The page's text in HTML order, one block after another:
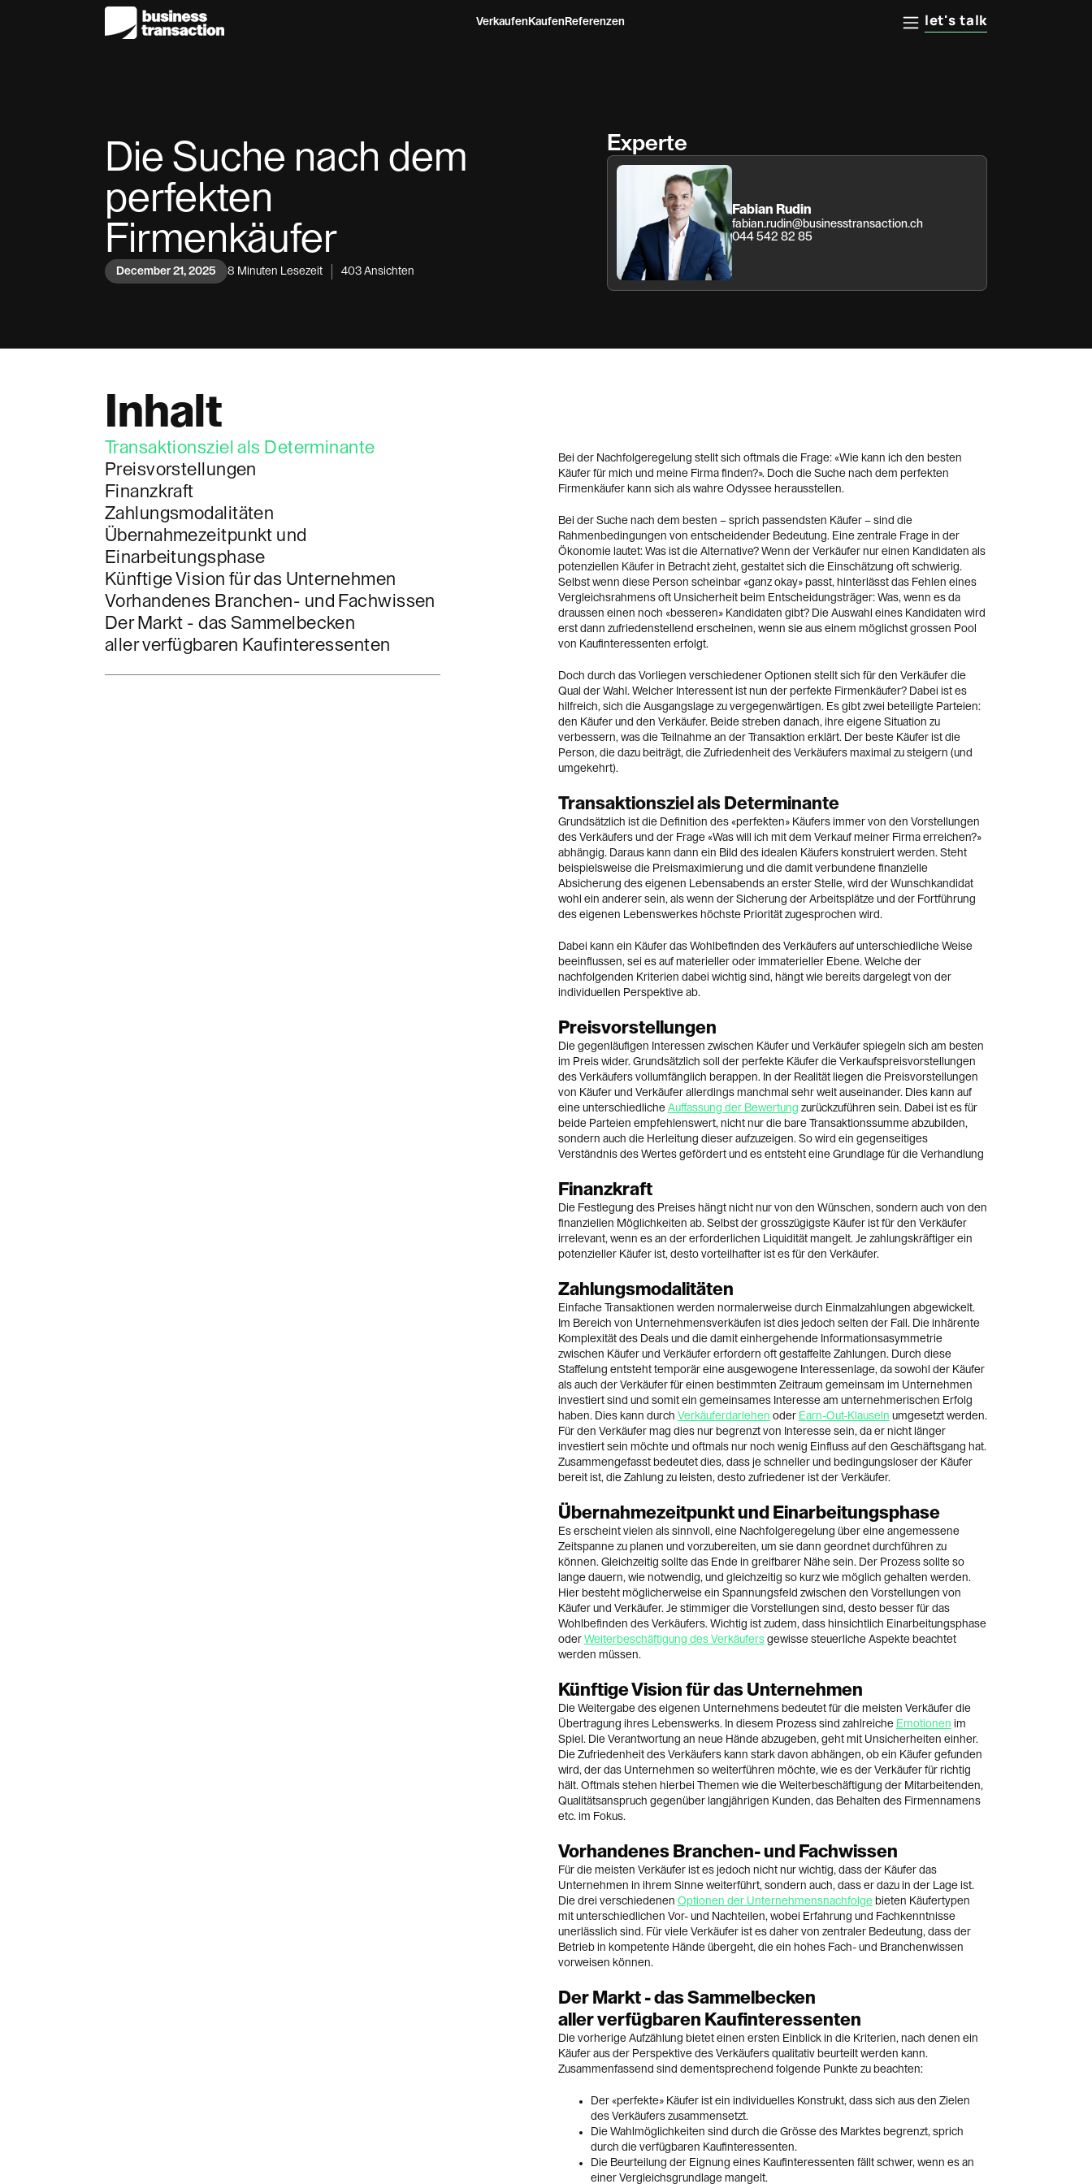
VerkaufenKaufenReferenzen let's talk
Die Suche nach dem
perfekten
Firmenkäufer
December 21, 2025 8 Minuten Lesezeit 403 Ansichten
Experte
Fabian Rudin
fabian.rudin@businesstransaction.ch
044 542 82 85
Inhalt
Transaktionsziel als Determinante
Preisvorstellungen
Finanzkraft
Zahlungsmodalitäten
Übernahmezeitpunkt und
Einarbeitungsphase
Künftige Vision für das Unternehmen
Vorhandenes Branchen- und Fachwissen
Der Markt - das Sammelbecken
aller verfügbaren Kaufinteressenten
Bei der Nachfolgeregelung stellt sich oftmals die Frage: «Wie kann ich den besten
Käufer für mich und meine Firma finden?». Doch die Suche nach dem perfekten
Firmenkäufer kann sich als wahre Odyssee herausstellen.
Bei der Suche nach dem besten – sprich passendsten Käufer – sind die
Rahmenbedingungen von entscheidender Bedeutung. Eine zentrale Frage in der
Ökonomie lautet: Was ist die Alternative? Wenn der Verkäufer nur einen Kandidaten als
potenziellen Käufer in Betracht zieht, gestaltet sich die Einschätzung oft schwierig.
Selbst wenn diese Person scheinbar «ganz okay» passt, hinterlässt das Fehlen eines
Vergleichsrahmens oft Unsicherheit beim Entscheidungsträger: Was, wenn es da
draussen einen noch «besseren» Kandidaten gibt? Die Auswahl eines Kandidaten wird
erst dann zufriedenstellend erscheinen, wenn sie aus einem möglichst grossen Pool
von Kaufinteressenten erfolgt.
Doch durch das Vorliegen verschiedener Optionen stellt sich für den Verkäufer die
Qual der Wahl. Welcher Interessent ist nun der perfekte Firmenkäufer? Dabei ist es
hilfreich, sich die Ausgangslage zu vergegenwärtigen. Es gibt zwei beteiligte Parteien:
den Käufer und den Verkäufer. Beide streben danach, ihre eigene Situation zu
verbessern, was die Teilnahme an der Transaktion erklärt. Der beste Käufer ist die
Person, die dazu beiträgt, die Zufriedenheit des Verkäufers maximal zu steigern (und
umgekehrt).
Transaktionsziel als Determinante
Grundsätzlich ist die Definition des «perfekten» Käufers immer von den Vorstellungen
des Verkäufers und der Frage «Was will ich mit dem Verkauf meiner Firma erreichen?»
abhängig. Daraus kann dann ein Bild des idealen Käufers konstruiert werden. Steht
beispielsweise die Preismaximierung und die damit verbundene finanzielle
Absicherung des eigenen Lebensabends an erster Stelle, wird der Wunschkandidat
wohl ein anderer sein, als wenn der Sicherung der Arbeitsplätze und der Fortführung
des eigenen Lebenswerkes höchste Priorität zugesprochen wird.
Dabei kann ein Käufer das Wohlbefinden des Verkäufers auf unterschiedliche Weise
beeinflussen, sei es auf materieller oder immaterieller Ebene. Welche der
nachfolgenden Kriterien dabei wichtig sind, hängt wie bereits dargelegt von der
individuellen Perspektive ab.
Preisvorstellungen
Die gegenläufigen Interessen zwischen Käufer und Verkäufer spiegeln sich am besten
im Preis wider. Grundsätzlich soll der perfekte Käufer die Verkaufspreisvorstellungen
des Verkäufers vollumfänglich berappen. In der Realität liegen die Preisvorstellungen
von Käufer und Verkäufer allerdings manchmal sehr weit auseinander. Dies kann auf
eine unterschiedliche Auffassung der Bewertung zurückzuführen sein. Dabei ist es für
beide Parteien empfehlenswert, nicht nur die bare Transaktionssumme abzubilden,
sondern auch die Herleitung dieser aufzuzeigen. So wird ein gegenseitiges
Verständnis des Wertes gefördert und es entsteht eine Grundlage für die Verhandlung
Finanzkraft
Die Festlegung des Preises hängt nicht nur von den Wünschen, sondern auch von den
finanziellen Möglichkeiten ab. Selbst der grosszügigste Käufer ist für den Verkäufer
irrelevant, wenn es an der erforderlichen Liquidität mangelt. Je zahlungskräftiger ein
potenzieller Käufer ist, desto vorteilhafter ist es für den Verkäufer.
Zahlungsmodalitäten
Einfache Transaktionen werden normalerweise durch Einmalzahlungen abgewickelt.
Im Bereich von Unternehmensverkäufen ist dies jedoch selten der Fall. Die inhärente
Komplexität des Deals und die damit einhergehende Informationsasymmetrie
zwischen Käufer und Verkäufer erfordern oft gestaffelte Zahlungen. Durch diese
Staffelung entsteht temporär eine ausgewogene Interessenlage, da sowohl der Käufer
als auch der Verkäufer für einen bestimmten Zeitraum gemeinsam im Unternehmen
investiert sind und somit ein gemeinsames Interesse am unternehmerischen Erfolg
haben. Dies kann durch Verkäuferdarlehen oder Earn-Out-Klauseln umgesetzt werden.
Für den Verkäufer mag dies nur begrenzt von Interesse sein, da er nicht länger
investiert sein möchte und oftmals nur noch wenig Einfluss auf den Geschäftsgang hat.
Zusammengefasst bedeutet dies, dass je schneller und bedingungsloser der Käufer
bereit ist, die Zahlung zu leisten, desto zufriedener ist der Verkäufer.
Übernahmezeitpunkt und Einarbeitungsphase
Es erscheint vielen als sinnvoll, eine Nachfolgeregelung über eine angemessene
Zeitspanne zu planen und vorzubereiten, um sie dann geordnet durchführen zu
können. Gleichzeitig sollte das Ende in greifbarer Nähe sein. Der Prozess sollte so
lange dauern, wie notwendig, und gleichzeitig so kurz wie möglich gehalten werden.
Hier besteht möglicherweise ein Spannungsfeld zwischen den Vorstellungen von
Käufer und Verkäufer. Je stimmiger die Vorstellungen sind, desto besser für das
Wohlbefinden des Verkäufers. Wichtig ist zudem, dass hinsichtlich Einarbeitungsphase
oder Weiterbeschäftigung des Verkäufersgewisse steuerliche Aspekte beachtet
werden müssen.
Künftige Vision für das Unternehmen
Die Weitergabe des eigenen Unternehmens bedeutet für die meisten Verkäufer die
Übertragung ihres Lebenswerks. In diesem Prozess sind zahlreiche Emotionen im
Spiel. Die Verantwortung an neue Hände abzugeben, geht mit Unsicherheiten einher.
Die Zufriedenheit des Verkäufers kann stark davon abhängen, ob ein Käufer gefunden
wird, der das Unternehmen so weiterführen möchte, wie es der Verkäufer für richtig
hält. Oftmals stehen hierbei Themen wie die Weiterbeschäftigung der Mitarbeitenden,
Qualitätsanspruch gegenüber langjährigen Kunden, das Behalten des Firmennamens
etc. im Fokus.
Vorhandenes Branchen- und Fachwissen
Für die meisten Verkäufer ist es jedoch nicht nur wichtig, dass der Käufer das
Unternehmen in ihrem Sinne weiterführt, sondern auch, dass er dazu in der Lage ist.
Die drei verschiedenen Optionen der Unternehmensnachfolgebieten Käufertypen
mit unterschiedlichen Vor- und Nachteilen, wobei Erfahrung und Fachkenntnisse
unerlässlich sind. Für viele Verkäufer ist es daher von zentraler Bedeutung, dass der
Betrieb in kompetente Hände übergeht, die ein hohes Fach- und Branchenwissen
vorweisen können.
Der Markt - das Sammelbecken
aller verfügbaren Kaufinteressenten
Die vorherige Aufzählung bietet einen ersten Einblick in die Kriterien, nach denen ein
Käufer aus der Perspektive des Verkäufers qualitativ beurteilt werden kann.
Zusammenfassend sind dementsprechend folgende Punkte zu beachten:
Der «perfekte» Käufer ist ein individuelles Konstrukt, dass sich aus den Zielen
des Verkäufers zusammensetzt.
Die Wahlmöglichkeiten sind durch die Grösse des Marktes begrenzt, sprich
durch die verfügbaren Kaufinteressenten.
Die Beurteilung der Eignung eines Kaufinteressenten fällt schwer, wenn es an
einer Vergleichsgrundlage mangelt.